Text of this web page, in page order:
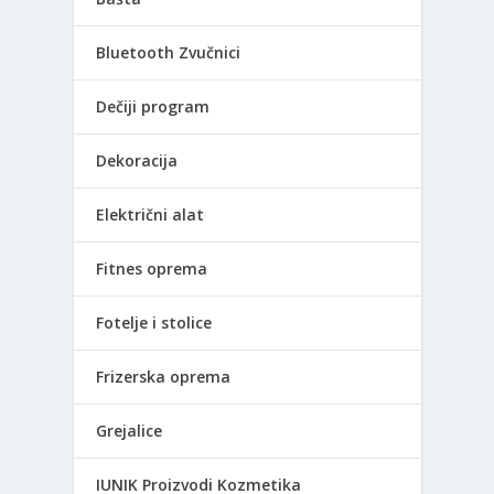
Bluetooth Zvučnici
Dečiji program
Dekoracija
Električni alat
Fitnes oprema
Fotelje i stolice
Frizerska oprema
Grejalice
IUNIK Proizvodi Kozmetika